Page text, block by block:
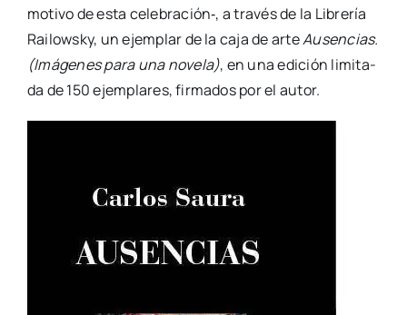
moti­vo de esta celebración‑, a tra­vés de la Libre­ría
Rai­lowsky, un ejem­plar de la caja de arteAusen­cias.
(Imá­ge­nes para una nove­la), en una edi­ción limi­ta­
da de 150 ejem­pla­res, fir­ma­dos por el autor.